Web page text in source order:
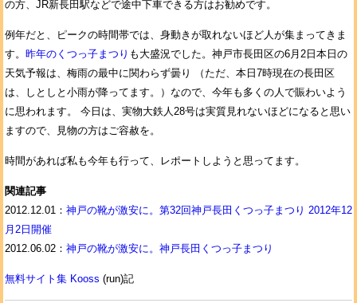
の方、JR新長田駅などで途中下車できる方はお勧めです。
例年だと、ピークの時間帯では、身動きが取れないほど人が集まってきま
す。 昨年のくつっ子まつり も大盛況でした。神戸市長田区の6月2日本日の
天気予報は、梅雨の最中に関わらず曇り （ただ、本日7時現在の長田区
は、しとしと小雨が降ってます。）なので、今年も多くの人で賑わいよう
に思われます。 今日は、実物大鉄人28号は実質見れないほどになると思い
ますので、見物の方はご容赦を。
時間があれば私も今年も行って、レポートしようと思ってます。
関連記事
2012.12.01： 神戸の靴が激安に。第32回神戸長田くつっ子まつり 2012年12
月2日開催
2012.06.02： 神戸の靴が激安に。神戸長田くつっ子まつり
無料サイト集 Kooss (run)記